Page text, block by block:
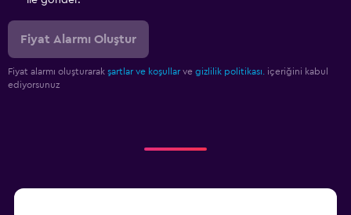
Fiyat Alarmı Oluştur
Fiyat alarmı oluşturarak şartlar ve koşullar ve gizlilik politikası.
içeriğini kabul
ediyorsunuz